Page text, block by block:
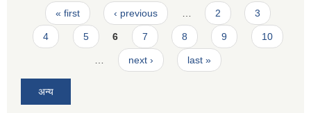
Pages
« first ‹ previous 2 3
4 5 6 7 8 9 10
next › last »
अन्य